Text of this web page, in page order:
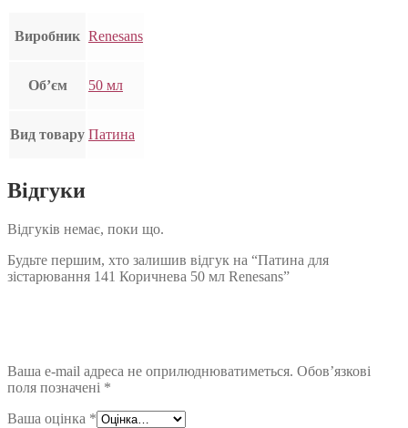
Виробник Renesans
Об’єм 50 мл
Вид товару Патина
Відгуки
Відгуків немає, поки що.
Будьте першим, хто залишив відгук на “Патина для
зістарювання 141 Коричнева 50 мл Renesans”
Ваша e-mail адреса не оприлюднюватиметься. Обов’язкові
поля позначені *
Ваша оцінка *